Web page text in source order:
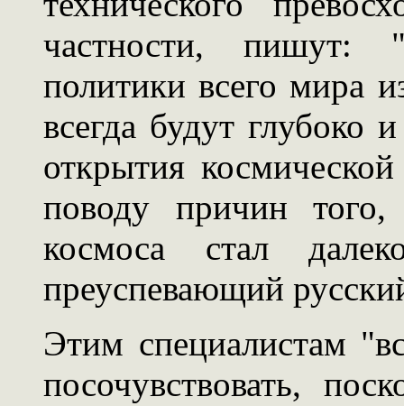
частности, пишут:
политики всего мира
всегда будут глубоко
открытия
поводу причин того,
космоса стал
преуспевающий
Этим специалистам
посочувствовать,